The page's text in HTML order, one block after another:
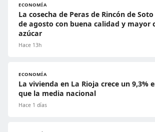
ECONOMÍA
La cosecha de Peras de Rincón de
de agosto con buena calidad y mayor
azúcar
Hace 13h
ECONOMÍA
La vivienda en La Rioja crece un 9,3%
que la media nacional
Hace 1 días